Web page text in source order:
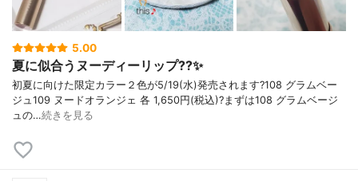
5.00
夏に似合うヌーディーリップ??✨
初夏に向けた限定カラー２色が5/19(水)発売されます?108 グラムベー
ジュ109 ヌードオランジェ 各 1,650円(税込)?まずは108 グラムベージ
ュの…続きを見る